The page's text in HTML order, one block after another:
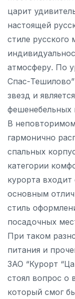
царит
настоящей
стиле русского
атмосферу. По
Спас-
звезд и
фешенебельных
В
гармонично
спальных
категории
курорта входит
основным
стиль
посадочных
При таком
питания и
ЗАО “Курорт
стоял вопрос о
который смог